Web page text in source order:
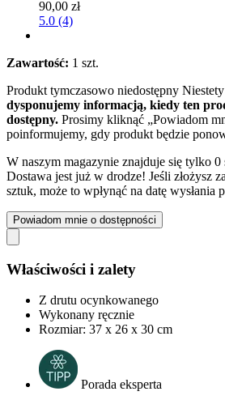
90,00 zł
5.0 (4)
Zawartość: 1 szt.
Produkt tymczasowo niedostępny
dysponujemy informacją, kiedy ten
dostępny. Prosimy kliknąć „Powiadom
poinformujemy, gdy produkt będzie
W naszym magazynie znajduje się tylko 0
Dostawa jest już w drodze! Jeśli złożysz
sztuk, może to wpłynąć na datę wysłania
Powiadom mnie o dostępności
Właściwości i zalety
Z drutu ocynkowanego
Wykonany ręcznie
Rozmiar: 37 x 26 x 30 cm
Porada eksperta